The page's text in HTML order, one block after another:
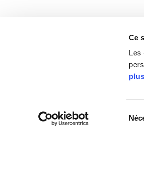
Ce
Les
plus
ESPACE PRESSE